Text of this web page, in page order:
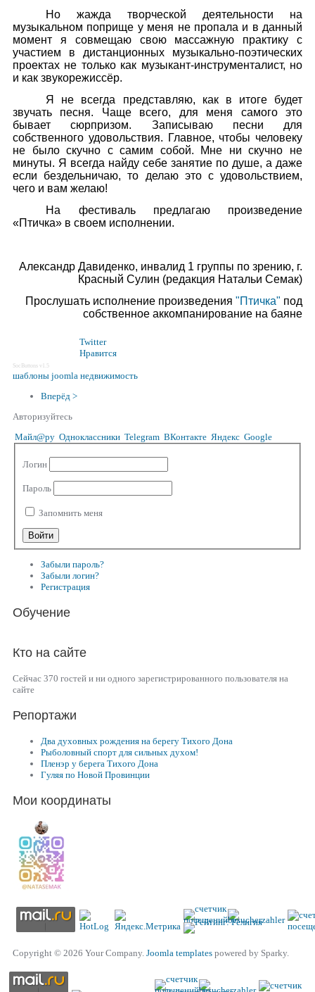
Но жажда творческой деятельности на
музыкальном поприще у меня не пропала и в данный
момент я совмещаю свою массажную практику с
участием в дистанционных музыкально-поэтических
проектах не только как музыкант-инструменталист, но
и как звукорежиссёр.
Я не всегда представляю, как в итоге будет
звучать песня. Чаще всего, для меня самого это
бывает сюрпризом. Записываю песни для
собственного удовольствия. Главное, чтобы человеку
не было скучно с самим собой. Мне ни скучно не
минуты. Я всегда найду себе занятие по душе, а даже
если бездельничаю, то делаю это с удовольствием,
чего и вам желаю!
На фестиваль предлагаю произведение
«Птичка» в своем исполнении.
Александр Давиденко, инвалид 1 группы по зрению, г.
Красный Сулин (редакция Натальи Семак)
Прослушать исполнение произведения "Птичка" под
собственное аккомпанирование на баяне
Twitter
Нравится
SocButtons v1.5
шаблоны joomla недвижимость
Вперёд >
Авторизуйтесь
Майл@ру Одноклассники Telegram ВКонтакте Яндекс Google
Логин
Пароль
Запомнить меня
Забыли пароль?
Забыли логин?
Регистрация
Обучение
Кто на сайте
Сейчас 370 гостей и ни одного зарегистрированного пользователя на
сайте
Репортажи
Два духовных рождения на берегу Тихого Дона
Рыболовный спорт для сильных духом!
Пленэр у берега Тихого Дона
Гуляя по Новой Провинции
Мои координаты
Copyright © 2026 Your Company. Joomla templates powered by Sparky.